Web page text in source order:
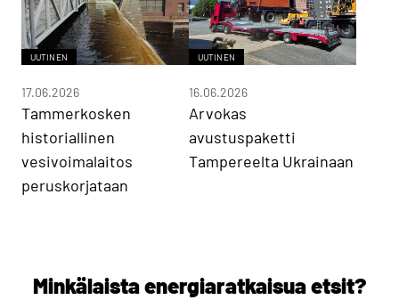
UUTINEN
Tammerkosken
historiallinen
vesivoimalaitos
peruskorjataan
17.06.2026
UUTINEN
Arvokas
avustuspaketti
Tampereelta Ukrainaan
16.06.2026
Minkälaista energiaratkaisua etsit?